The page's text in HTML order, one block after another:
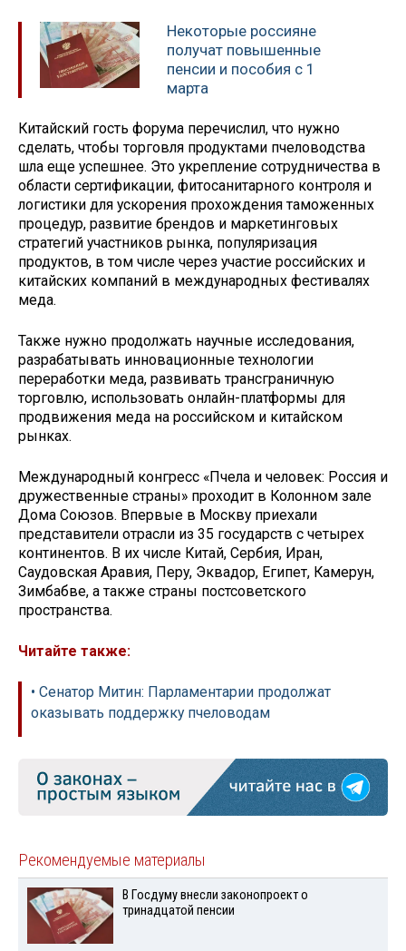
Некоторые россияне
получат повышенные
пенсии и пособия с 1
марта
Китайский гость форума перечислил, что нужно
сделать, чтобы торговля продуктами пчеловодства
шла еще успешнее. Это укрепление сотрудничества в
области сертификации, фитосанитарного контроля и
логистики для ускорения прохождения таможенных
процедур, развитие брендов и маркетинговых
стратегий участников рынка, популяризация
продуктов, в том числе через участие российских и
китайских компаний в международных фестивалях
меда.
Также нужно продолжать научные исследования,
разрабатывать инновационные технологии
переработки меда, развивать трансграничную
торговлю, использовать онлайн-платформы для
продвижения меда на российском и китайском
рынках.
Международный конгресс «Пчела и человек: Россия и
дружественные страны» проходит в Колонном зале
Дома Союзов. Впервые в Москву приехали
представители отрасли из 35 государств с четырех
континентов. В их числе Китай, Сербия, Иран,
Саудовская Аравия, Перу, Эквадор, Египет, Камерун,
Зимбабве, а также страны постсоветского
пространства.
Читайте также:
• Сенатор Митин: Парламентарии продолжат
оказывать поддержку пчеловодам
Рекомендуемые материалы
В Госдуму внесли законопроект о
тринадцатой пенсии